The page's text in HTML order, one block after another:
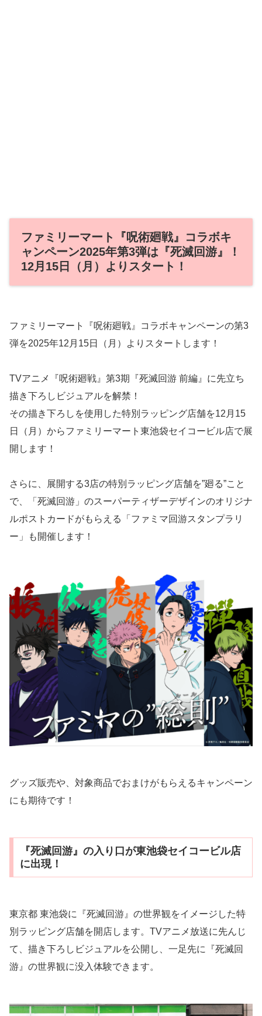
ファミリーマート『呪術廻戦』コラボキ
ャンペーン2025年第3弾は『死滅回游』！
12月15日（月）よりスタート！
ファミリーマート『呪術廻戦』コラボキャンペーンの第3
弾を2025年12月15日（月）よりスタートします！
TVアニメ『呪術廻戦』第3期『死滅回游 前編』に先立ち
描き下ろしビジュアルを解禁！
その描き下ろしを使用した特別ラッピング店舗を12月15
日（月）からファミリーマート東池袋セイコービル店で展
開します！
さらに、展開する3店の特別ラッピング店舗を”廻る”こと
で、「死滅回游」のスーパーティザーデザインのオリジナ
ルポストカードがもらえる「ファミマ回游スタンプラリ
ー」も開催します！
グッズ販売や、対象商品でおまけがもらえるキャンペーン
にも期待です！
『死滅回游』の入り口が東池袋セイコービル店
に出現！
東京都 東池袋に『死滅回游』の世界観をイメージした特
別ラッピング店舗を開店します。TVアニメ放送に先んじ
て、描き下ろしビジュアルを公開し、一足先に『死滅回
游』の世界観に没入体験できます。